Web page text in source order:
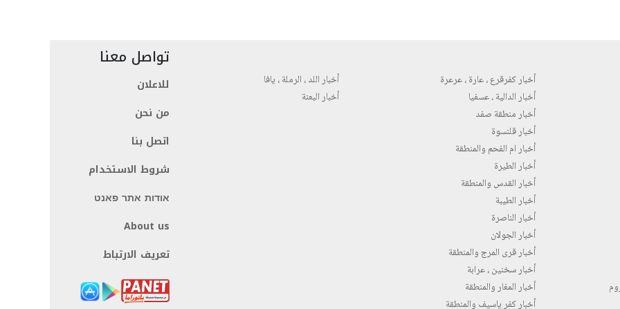
أخبار كفرقرع ، عارة ، عرعرة
أخبار الدالية ، عسفيا
أخبار منطقة صفد
أخبار قلنسوة
أخبار ام الفحم والمنطقة
أخبار الطيرة
أخبار القدس والمنطقة
أخبار الطيبة
أخبار الناصرة
أخبار الجولان
أخبار قرى المرج والمنطقة
أخبار سخنين ، عرابة
أخبار المغار والمنطقة
أخبار كفر ياسيف والمنطقة
أخبار اللد ، الرملة ، يافا
أخبار البعنة
تواصل معنا
للاعلان
من نحن
اتصل بنا
شروط الاستخدام
אודות אתר פאנט
About us
تعريف الارتباط